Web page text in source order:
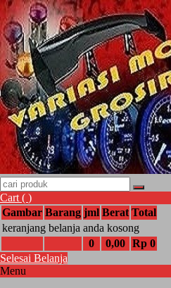
Cart ( )
Gambar Barang jml Berat Total
keranjang belanja anda kosong
0
0,00 Rp 0
Selesai Belanja
Menu